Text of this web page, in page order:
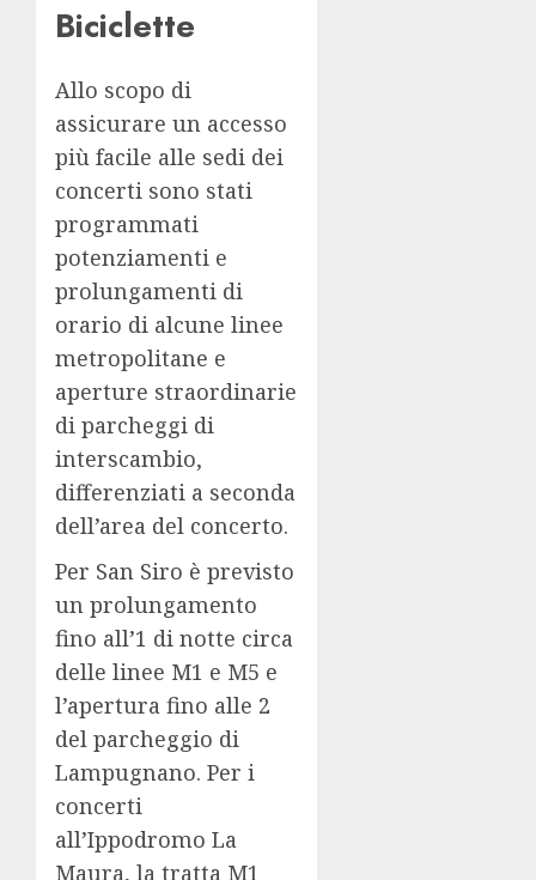
Biciclette
Allo scopo di
assicurare un accesso
più facile alle sedi dei
concerti sono stati
programmati
potenziamenti e
prolungamenti di
orario di alcune linee
metropolitane e
aperture straordinarie
di parcheggi di
interscambio,
differenziati a seconda
dell’area del concerto.
Per San Siro è previsto
un prolungamento
fino all’1 di notte circa
delle linee M1 e M5 e
l’apertura fino alle 2
del parcheggio di
Lampugnano. Per i
concerti
all’Ippodromo La
Maura, la tratta M1